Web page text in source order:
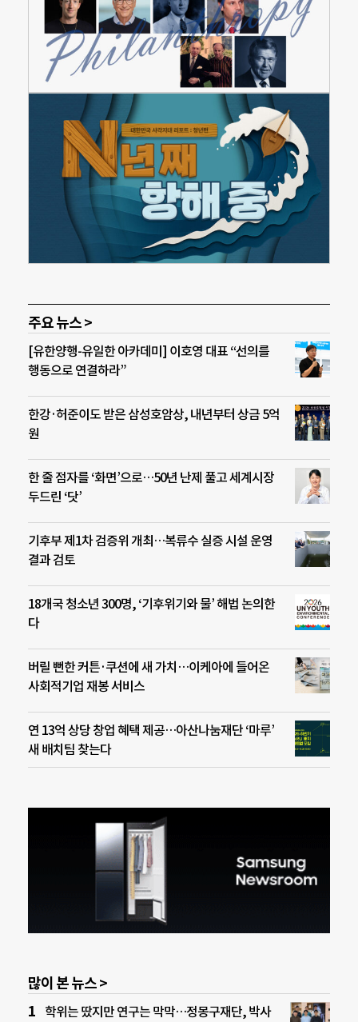
주요 뉴스 >
[유한양행-유일한 아카데미] 이호영 대표 “선의를
행동으로 연결하라”
한강·허준이도 받은 삼성호암상, 내년부터 상금 5억
원
한 줄 점자를 ‘화면’으로…50년 난제 풀고 세계시장
두드린 ‘닷’
기후부 제1차 검증위 개최…복류수 실증 시설 운영
결과 검토
18개국 청소년 300명, ‘기후위기와 물’ 해법 논의한
다
버릴 뻔한 커튼·쿠션에 새 가치…이케아에 들어온
사회적기업 재봉 서비스
연 13억 상당 창업 혜택 제공…아산나눔재단 ‘마루’
새 배치팀 찾는다
많이 본 뉴스 >
학위는 땄지만 연구는 막막…정몽구재단, 박사